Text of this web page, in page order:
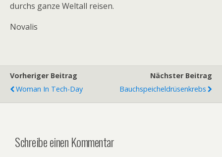
durchs ganze Weltall reisen.
Novalis
Vorheriger Beitrag
Woman In Tech-Day
Nächster Beitrag
Bauchspeicheldrüsenkrebs
Schreibe einen Kommentar